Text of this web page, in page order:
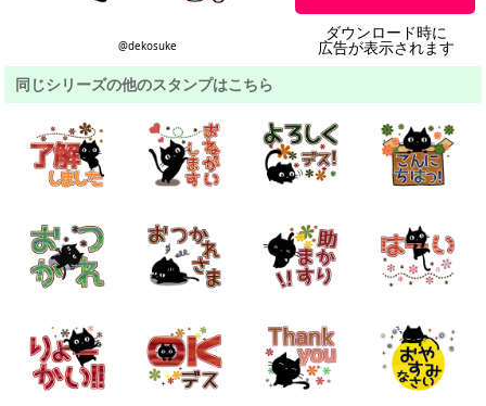
@dekosuke
ダウンロード時に
広告が表示されます
同じシリーズの他のスタンプはこちら